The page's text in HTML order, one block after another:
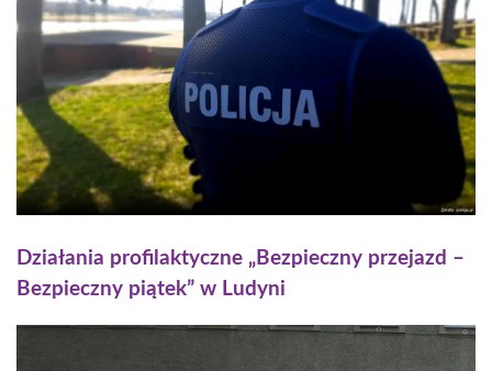
Działania profilaktyczne „Bezpieczny przejazd –
Bezpieczny piątek” w Ludyni